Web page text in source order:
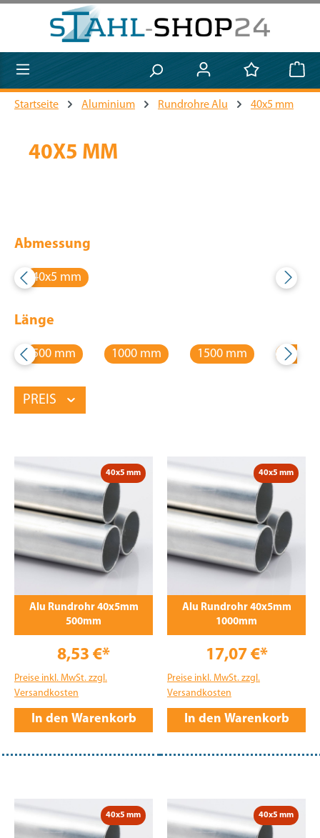
Zum Hauptinhalt springen
Startseite Aluminium Rundrohre Alu 40x5 mm
40X5 MM
Abmessung
40x5 mm
Länge
500 mm 1000 mm 1500 mm 2000
PREIS
40x5 mm
Alu Rundrohr 40x5mm
500mm
8,53 €*
Preise inkl. MwSt. zzgl.
Versandkosten
In den Warenkorb
40x5 mm
Alu Rundrohr 40x5mm
1000mm
17,07 €*
Preise inkl. MwSt. zzgl.
Versandkosten
In den Warenkorb
40x5 mm 40x5 mm